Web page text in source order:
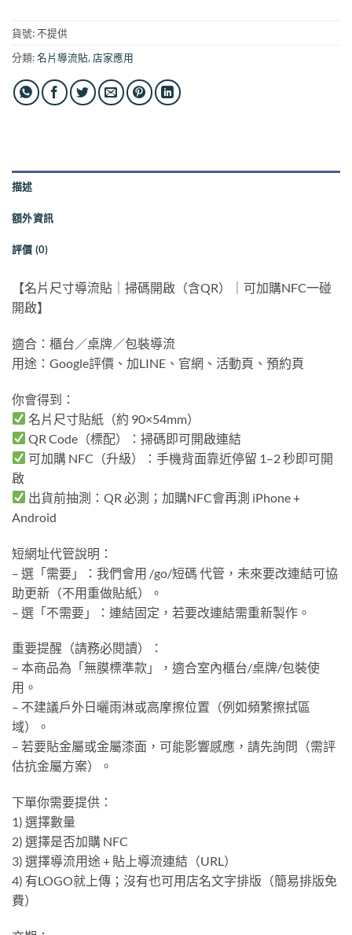
貨號:不提供
分類:名片導流貼, 店家應用
描述
額外資訊
評價 (0)
【名片尺寸導流貼｜掃碼開啟（含QR）｜可加購NFC一碰
開啟】
適合：櫃台／桌牌／包裝導流
用途：Google評價、加LINE、官網、活動頁、預約頁
你會得到：
名片尺寸貼紙（約 90×54mm）
QR Code（標配）：掃碼即可開啟連結
可加購 NFC（升級）：手機背面靠近停留 1–2 秒即可開
啟
出貨前抽測：QR 必測；加購NFC會再測 iPhone +
Android
短網址代管說明：
– 選「需要」：我們會用 /go/短碼 代管，未來要改連結可協
助更新（不用重做貼紙）。
– 選「不需要」：連結固定，若要改連結需重新製作。
重要提醒（請務必閱讀）：
– 本商品為「無膜標準款」，適合室內櫃台/桌牌/包裝使
用。
– 不建議戶外日曬雨淋或高摩擦位置（例如頻繁擦拭區
域）。
– 若要貼金屬或金屬漆面，可能影響感應，請先詢問（需評
估抗金屬方案）。
下單你需要提供：
1) 選擇數量
2) 選擇是否加購 NFC
3) 選擇導流用途 + 貼上導流連結（URL）
4) 有LOGO就上傳；沒有也可用店名文字排版（簡易排版免
費）